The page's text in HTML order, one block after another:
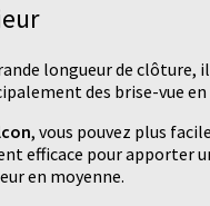
longueur de
des brise-vue
, vous pouvez plus
efficace pour apporter
en moyenne.